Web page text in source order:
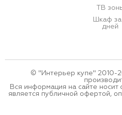
ТВ
Шкаф
дней
© "Интерьер купе" 2010-
Вся информация на сайте носит
является публичной офертой,